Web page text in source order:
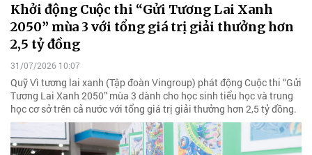
Khởi động Cuộc thi “Gửi Tương Lai Xanh
2050” mùa 3 với tổng giá trị giải thưởng hơn
2,5 tỷ đồng
31/07/2026 10:07
Quỹ Vì tương lai xanh (Tập đoàn Vingroup) phát động Cuộc thi “Gửi
Tương Lai Xanh 2050” mùa 3 dành cho học sinh tiểu học và trung
học cơ sở trên cả nước với tổng giá trị giải thưởng hơn 2,5 tỷ đồng.